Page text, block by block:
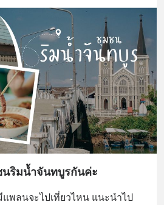
นริมน้ำจันทบูรกันค่ะ
พลนจะไปเที่ยวไหน แนะนำไป